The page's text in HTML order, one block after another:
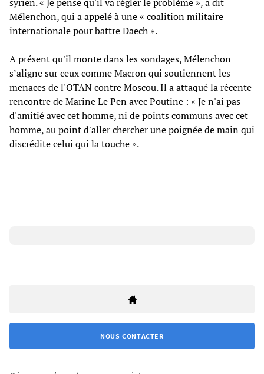
Mélenchon, qui a appelé à une « coalition militaire
internationale pour battre Daech ».
A présent qu'il monte dans les sondages, Mélenchon
s’aligne sur ceux comme Macron qui soutiennent les
menaces de l'OTAN contre Moscou. Il a attaqué la récente
rencontre de Marine Le Pen avec Poutine : « Je n'ai pas
d'amitié avec cet homme, ni de points communs avec cet
homme, au point d'aller chercher une poignée de main qui
discrédite celui qui la touche ».
NOUS CONTACTER